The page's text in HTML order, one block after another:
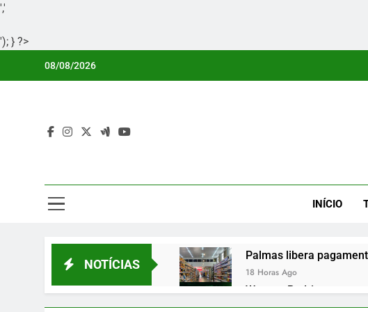
','
'); } ?>
08/08/2026
INÍCIO
NOTÍCIAS
Palmas libera
18 Horas Ago
Wagner Rodrigues
18 Horas Ago